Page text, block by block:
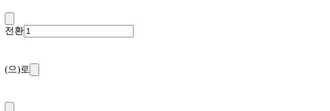
전환
(으)로